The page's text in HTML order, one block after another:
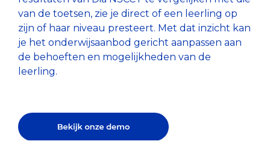
wat echt telt:
het formatief
richting
geven aan
gezonde en
positieve
leerlingen.
de
ontwikkeling
van je
leerlingen.
Toetsen zijn
voor verdere
ontwikkeling
compleet
portfolio om
helpen.
Naar webinars
van de toetsen, zie je direct of een leerling op
zijn of haar niveau presteert. Met dat inzicht kan
je het onderwijsaanbod gericht aanpassen aan
de behoeften en mogelijkheden van de
leerling.